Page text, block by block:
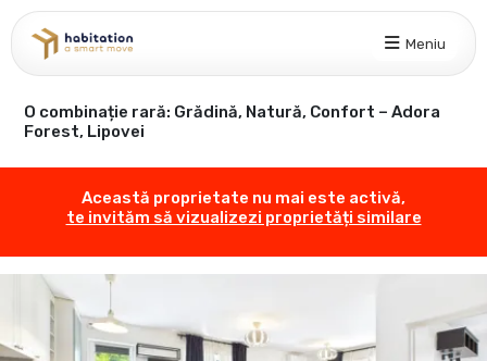
Meniu
O combinație rară: Grădină, Natură, Confort – Adora
Forest, Lipovei
Această proprietate nu mai este activă,
te invităm să vizualizezi proprietăți similare